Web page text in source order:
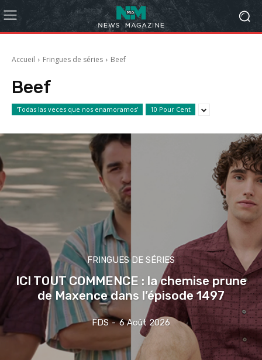
Accueil Fringues de séries Beef
Beef
'Todas las veces que nos enamoramos' 10 Pour Cent
FRINGUES DE SÉRIES
ICI TOUT COMMENCE : la chemise prune
de Maxence dans l’épisode 1497
FDS - 6 Août 2026